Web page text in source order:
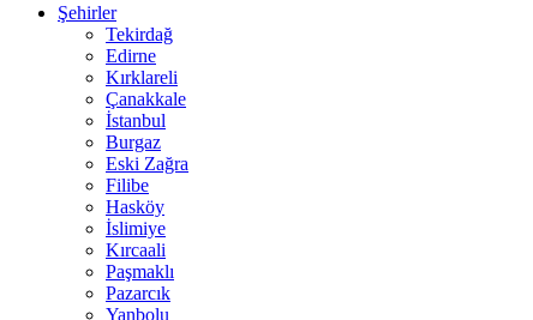
Şehirler
Tekirdağ
Edirne
Kırklareli
Çanakkale
İstanbul
Burgaz
Eski Zağra
Filibe
Hasköy
İslimiye
Kırcaali
Paşmaklı
Pazarcık
Yanbolu